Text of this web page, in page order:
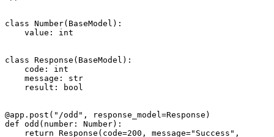
class Number(BaseModel):
    value: int
class Response(BaseModel):
    code: int
    message: str
    result: bool
@app.post("/odd", response_model=Response)
def odd(number: Number):